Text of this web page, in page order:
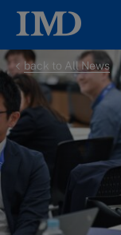
back to All News